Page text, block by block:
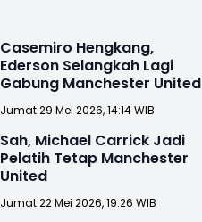
Casemiro Hengkang,
Ederson Selangkah Lagi
Gabung Manchester United
Jumat 29 Mei 2026, 14:14 WIB
Sah, Michael Carrick Jadi
Pelatih Tetap Manchester
United
Jumat 22 Mei 2026, 19:26 WIB